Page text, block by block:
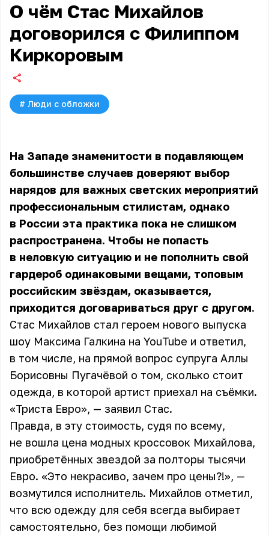
О чём Стас Михайлов
договорился с Филиппом
Киркоровым
# Люди с обложки
На Западе знаменитости в подавляющем
большинстве случаев доверяют выбор
нарядов для важных светских мероприятий
профессиональным стилистам, однако
в России эта практика пока не слишком
распространена. Чтобы не попасть
в неловкую ситуацию и не пополнить свой
гардероб одинаковыми вещами, топовым
российским звёздам, оказывается,
приходится договариваться друг с другом.
Стас Михайлов стал героем нового выпуска
шоу Максима Галкина на YouTube и ответил,
в том числе, на прямой вопрос супруга Аллы
Борисовны Пугачёвой о том, сколько стоит
одежда, в которой артист приехал на съёмки.
«Триста Евро», — заявил Стас.
Правда, в эту стоимость, судя по всему,
не вошла цена модных кроссовок Михайлова,
приобретённых звездой за полторы тысячи
Евро. «Это некрасиво, зачем про цены?!», —
возмутился исполнитель. Михайлов отметил,
что всю одежду для себя всегда выбирает
самостоятельно, без помощи любимой